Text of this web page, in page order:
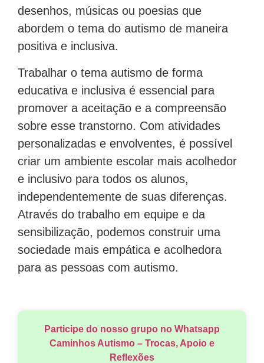
desenhos, músicas ou poesias que
abordem o tema do autismo de maneira
positiva e inclusiva.
Trabalhar o tema autismo de forma
educativa e inclusiva é essencial para
promover a aceitação e a compreensão
sobre esse transtorno. Com atividades
personalizadas e envolventes, é possível
criar um ambiente escolar mais acolhedor
e inclusivo para todos os alunos,
independentemente de suas diferenças.
Através do trabalho em equipe e da
sensibilização, podemos construir uma
sociedade mais empática e acolhedora
para as pessoas com autismo.
Participe do nosso grupo no Whatsapp
Caminhos Autismo – Trocas, Apoio e
Reflexões